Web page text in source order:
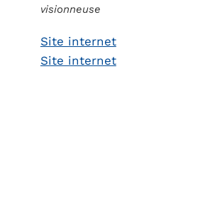
visionneuse
Site internet
Site internet